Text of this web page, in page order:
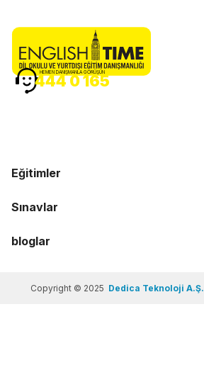
Eğitimler
Sınavlar
bloglar
HEMEN DANIŞMANLA GÖRÜŞÜN
444 0 165
Copyright © 2025 Dedica Teknoloji A.Ş.